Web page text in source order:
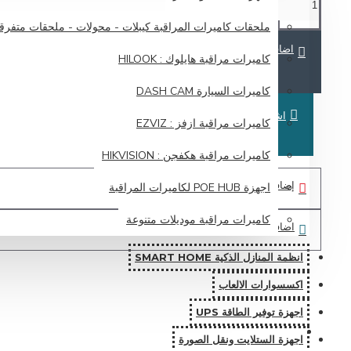
ملحقات كاميرات المراقبة كيبلات - محولات - ملحقات
كاميرات مراقبة هايلوك : HILOOK
كاميرات السيارة DASH CAM
كاميرات مراقبة ازفز : EZVIZ
كاميرات مراقبة هكفجن : HIKVISION
اجهزة POE HUB لكاميرات المراقبة
كاميرات مراقبة موديلات متنوعة
انظمة المنازل الذكية SMART HOME
اكسسوارات الالعاب
اجهزة توفير الطاقة UPS
اجهزة الستلايت ونقل الصورة
اضافة للسلة
اشتري الان
إضافة لرغباتي
اضافة للمقارنة